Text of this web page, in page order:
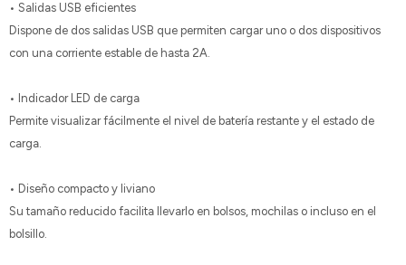
• Salidas USB eficientes
Dispone de dos salidas USB que permiten cargar uno o dos dispositivos
con una corriente estable de hasta 2A.
• Indicador LED de carga
Permite visualizar fácilmente el nivel de batería restante y el estado de
carga.
• Diseño compacto y liviano
Su tamaño reducido facilita llevarlo en bolsos, mochilas o incluso en el
bolsillo.